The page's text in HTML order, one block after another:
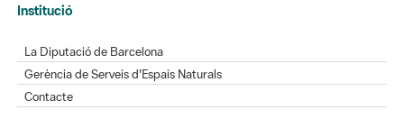
Institució
La Diputació de Barcelona
Gerència de Serveis d'Espais Naturals
Contacte